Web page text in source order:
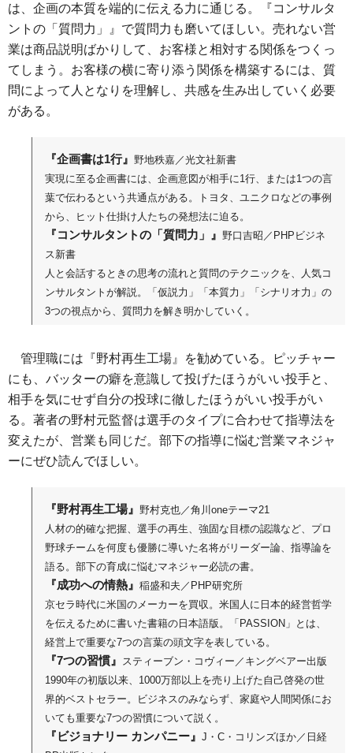
は、企画の本質を端的に伝える力に通じる。『コンサルタ
ントの「質問力」』で質問力も磨いてほしい。売れない営
業は商品説明ばかりして、お客様と相対する関係をつくっ
てしまう。お客様の横に寄り添う関係を構築するには、質
問によって人となりを理解し、共感を生み出していく必要
がある。
『企画書は1行』 野地秩嘉／光文社新書
実現に至る企画書には、企画意図が相手に1行、または1つの言
葉で伝わるという共通点がある。トヨタ、ユニクロなどの事例
から、ヒット仕掛け人たちの発想法に迫る。
『コンサルタントの「質問力」』 野口吉昭／PHPビジネ
ス新書
人と会話するときの思考の流れと質問のテクニックを、人気コ
ンサルタントが解説。「仮説力」「本質力」「シナリオ力」の
3つの視点から、質問力を解き明かしていく。
管理職には『野村再生工場』を勧めている。ピッチャー
にも、バッターの癖を意識して投げたほうがいい投手と、
相手を気にせず自分の投球に徹したほうがいい投手がい
る。著者の野村元監督は選手のタイプに合わせて指導法を
変えたが、営業も同じだ。部下の指導に悩む営業マネジャ
ーにぜひ読んでほしい。
『野村再生工場』 野村克也／角川oneテーマ21
人材の的確な把握、選手の再生、強固な目標の認識など、プロ
野球チームを何度も優勝に導いた名将がリーダー論、指導論を
語る。部下の育成に悩むマネジャー必読の書。
『成功への情熱』 稲盛和夫／PHP研究所
京セラ時代に米国のメーカーを買収。米国人に日本的経営哲学
を伝えるために書いた書籍の日本語版。「PASSION」とは、
経営上で重要な7つの言葉の頭文字を表している。
『7つの習慣』
スティーブン・コヴィー／キングベアー出版
1990年の初版以来、1000万部以上を売り上げた自己啓発の世
界的ベストセラー。ビジネスのみならず、家庭や人間関係にお
いても重要な7つの習慣について説く。
『ビジョナリー カンパニー』 J・C・コリンズほか／日経